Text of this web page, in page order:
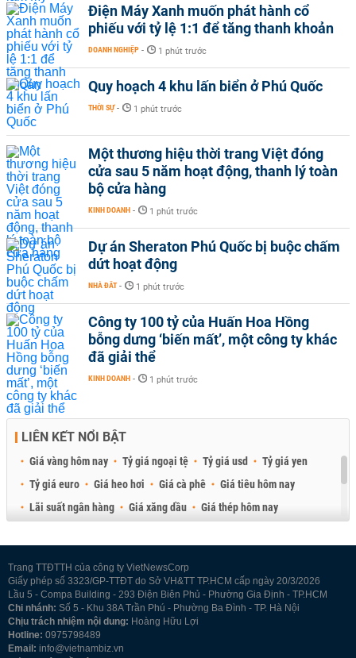
Điện Máy Xanh muốn phát hành cổ
phiếu với tỷ lệ 1:1 để tăng thanh khoản
DOANH NGHIỆP - 1 phút trước
Quy hoạch 4 khu lấn biển ở Phú Quốc
THỜI SỰ - 1 phút trước
Một thương hiệu thời trang Việt đóng
cửa sau 5 năm hoạt động, thanh lý toàn
bộ cửa hàng
KINH DOANH - 1 phút trước
Dự án Sheraton Phú Quốc bị buộc chấm
dứt hoạt động
NHÀ ĐẤT - 1 phút trước
Công ty 100 tỷ của Huấn Hoa Hồng
bỗng dưng ‘biến mất’, một công ty khác
đã giải thể
KINH DOANH - 1 phút trước
LIÊN KẾT NỔI BẬT
Giá vàng hôm nay Tỷ giá ngoại tệ Tỷ giá usd
Tỷ giá yen
Tỷ giá euro
Giá heo hơi Giá cà phê
Giá tiêu hôm nay
Lãi suất ngân hàng
Giá xăng dầu
Giá thép hôm nay
Trang TTĐTTH của công ty VietNewsCorp
Giấy phép số 3323/GP-TTĐT do Sở VH&TT TP.HCM cấp ngày 20/3/2026
Lầu 5 - Compa Building - 293 Điện Biên Phủ - Phường Gia Định - TP.HCM
Chi nhánh: Số 5 - Khu 38A Trần Phú - Phường Ba Đình - TP. Hà Nội
Chịu trách nhiệm nội dung: Hoàng Hữu Lợi
Hotline: 0975798489
Email: info@vietnambiz.vn